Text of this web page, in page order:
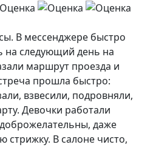
В мессенджере быстро
на следующий день на
маршрут проезда и
прошла быстро:
взвесили, подровняли,
Девочки работали
даже
стрижку. В салоне чисто,